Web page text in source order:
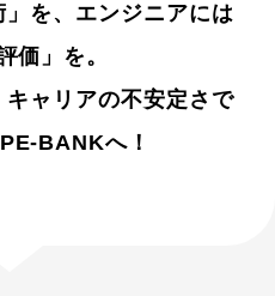
を、エンジニアには
価」を。
ャリアの不安定さで
BANKへ！